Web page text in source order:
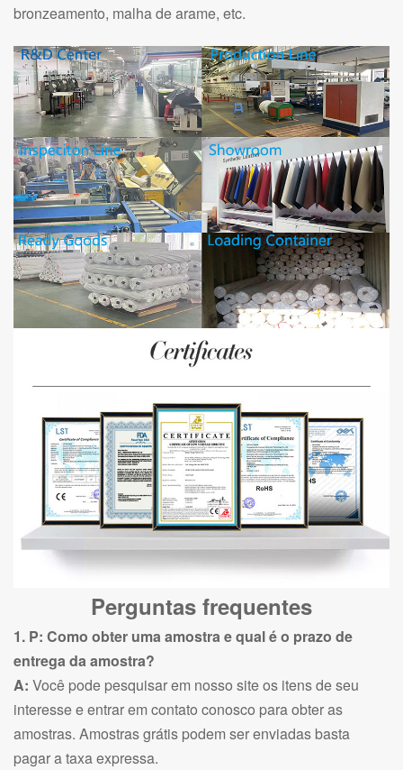
bronzeamento, malha de arame, etc.
Perguntas frequentes
1. P: Como obter uma amostra e qual é o prazo de
entrega da amostra?
A: Você pode pesquisar em nosso site os itens de seu
interesse e entrar em contato conosco para obter as
amostras. Amostras grátis podem ser enviadas basta
pagar a taxa expressa.